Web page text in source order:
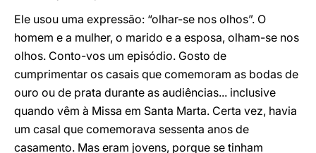
Ele usou uma expressão: “olhar-se nos olhos”. O
homem e a mulher, o marido e a esposa, olham-se nos
olhos. Conto-vos um episódio. Gosto de
cumprimentar os casais que comemoram as bodas de
ouro ou de prata durante as audiências... inclusive
quando vêm à Missa em Santa Marta. Certa vez, havia
um casal que comemorava sessenta anos de
casamento. Mas eram jovens, porque se tinham